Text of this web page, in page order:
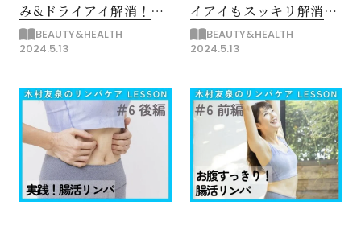
み&ドライアイ解消！
【後編】
BEAUTY&HEALTH
2024.5.13
イアイもスッキリ解消
【前編】
BEAUTY&HEALTH
2024.5.13